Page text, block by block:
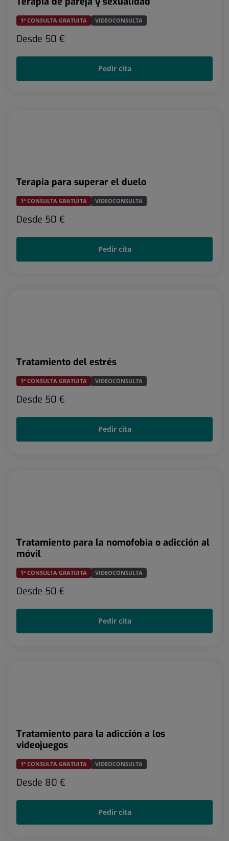
1ª CONSULTA GRATUITA VIDEOCONSULTA
Desde 50 €
Pedir cita
Terapia para superar el duelo
1ª CONSULTA GRATUITA VIDEOCONSULTA
Desde 50 €
Pedir cita
Tratamiento del estrés
1ª CONSULTA GRATUITA VIDEOCONSULTA
Desde 50 €
Pedir cita
Tratamiento para la nomofobia o adicción al
móvil
1ª CONSULTA GRATUITA VIDEOCONSULTA
Desde 50 €
Pedir cita
Tratamiento para la adicción a los
videojuegos
1ª CONSULTA GRATUITA VIDEOCONSULTA
Desde 80 €
Pedir cita